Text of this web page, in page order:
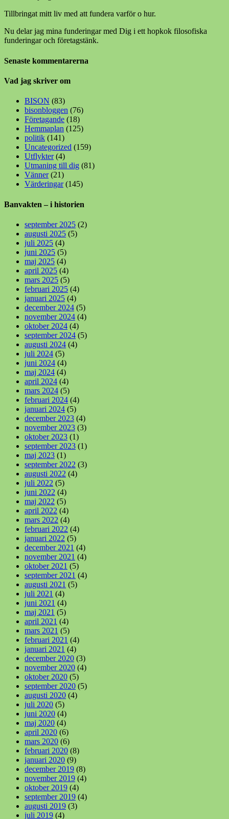
Tillbringat mitt liv med att fundera varför o hur.
Nu delar jag mina funderingar med Dig i ett hopkok filosofiska
funderingar och företagstänk.
Senaste kommentarerna
Vad jag skriver om
BISON (83)
bisonbloggen (76)
Företagande (18)
Hemmaplan (125)
politik (141)
Uncategorized (159)
Utflykter(4)
Utmaning till dig (81)
Vänner(21)
Värderingar(145)
Banvakten – i historien
september 2025 (2)
augusti 2025 (5)
juli 2025 (4)
juni 2025 (5)
maj 2025 (4)
april 2025 (4)
mars 2025 (5)
februari 2025 (4)
januari 2025 (4)
december 2024 (5)
november 2024 (4)
oktober 2024 (4)
september 2024 (5)
augusti 2024 (4)
juli 2024 (5)
juni 2024 (4)
maj 2024 (4)
april 2024 (4)
mars 2024 (5)
februari 2024 (4)
januari 2024 (5)
december 2023 (4)
november 2023 (3)
oktober 2023 (1)
september 2023 (1)
maj 2023 (1)
september 2022 (3)
augusti 2022 (4)
juli 2022 (5)
juni 2022 (4)
maj 2022 (5)
april 2022 (4)
mars 2022 (4)
februari 2022 (4)
januari 2022 (5)
december 2021 (4)
november 2021 (4)
oktober 2021 (5)
september 2021 (4)
augusti 2021 (5)
juli 2021 (4)
juni 2021 (4)
maj 2021 (5)
april 2021 (4)
mars 2021 (5)
februari 2021 (4)
januari 2021 (4)
december 2020 (3)
november 2020 (4)
oktober 2020 (5)
september 2020 (5)
augusti 2020 (4)
juli 2020 (5)
juni 2020 (4)
maj 2020 (4)
april 2020 (6)
mars 2020 (6)
februari 2020 (8)
januari 2020 (9)
december 2019 (8)
november 2019 (4)
oktober 2019 (4)
september 2019 (4)
augusti 2019 (3)
juli 2019 (4)